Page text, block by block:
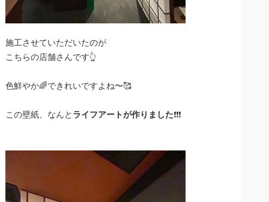
施工させていただいたのが
こちらの店舗さんです👆
色鮮やか🌈できれいですよね〜🥰
この壁紙、なんと ライフアートが作りました❗️❗️❗️